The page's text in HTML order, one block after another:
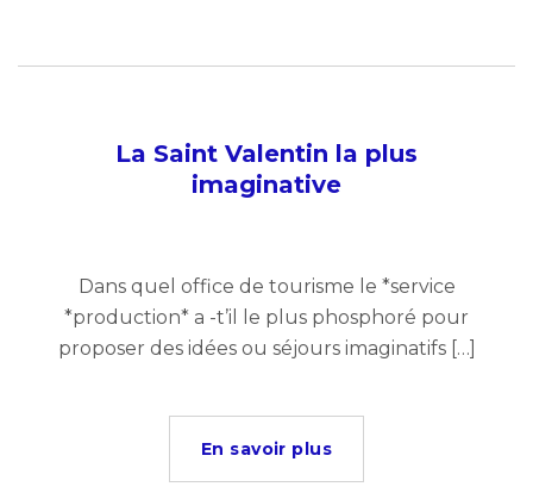
La Saint Valentin la plus
imaginative
Dans quel office de tourisme le *service
*production* a -t’il le plus phosphoré pour
proposer des idées ou séjours imaginatifs […]
En savoir plus